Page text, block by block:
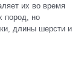
их во время
пород, но
длины шерсти и